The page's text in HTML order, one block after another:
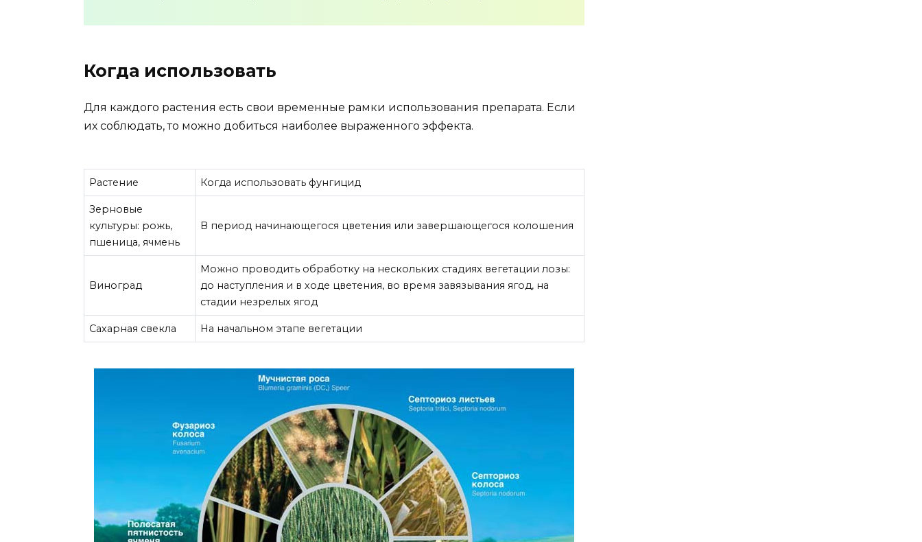
Когда использовать
Для каждого растения есть свои временные рамки использования препарата. Если
их соблюдать, то можно добиться наиболее выраженного эффекта.
Растение Когда использовать фунгицид
Зерновые
культуры: рожь,
пшеница, ячмень
В период начинающегося цветения или завершающегося колошения
Виноград
Можно проводить обработку на нескольких стадиях вегетации лозы:
до наступления и в ходе цветения, во время завязывания ягод, на
стадии незрелых ягод
Сахарная свекла На начальном этапе вегетации